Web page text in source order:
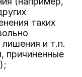
таких
и т.п.
причиненные